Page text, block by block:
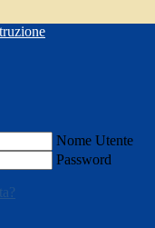
Nome Utente
Password